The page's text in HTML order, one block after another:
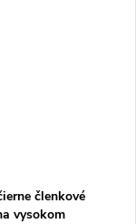
členkové
vysokom